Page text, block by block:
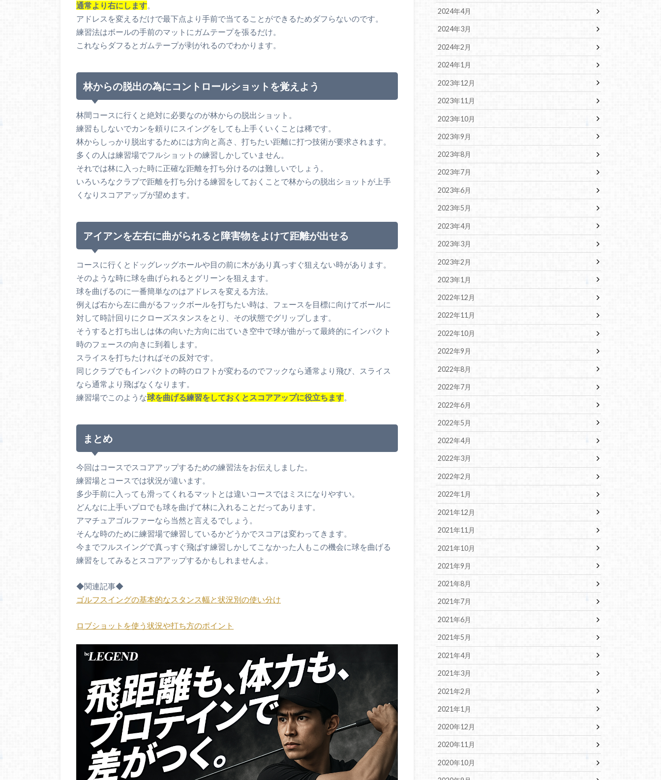
通常より右にします。
アドレスを変えるだけで最下点より手前で当てることができるためダフらないのです。
練習法はボールの手前のマットにガムテープを張るだけ。
これならダフるとガムテープが剥がれるのでわかります。
林からの脱出の為にコントロールショットを覚えよう
林間コースに行くと絶対に必要なのが林からの脱出ショット。
練習もしないでカンを頼りにスイングをしても上手くいくことは稀です。
林からしっかり脱出するためには方向と高さ、打ちたい距離に打つ技術が要求されます。
多くの人は練習場でフルショットの練習しかしていません。
それでは林に入った時に正確な距離を打ち分けるのは難しいでしょう。
いろいろなクラブで距離を打ち分ける練習をしておくことで林からの脱出ショットが上手
くなりスコアアップが望めます。
アイアンを左右に曲がられると障害物をよけて距離が出せる
コースに行くとドッグレッグホールや目の前に木があり真っすぐ狙えない時があります。
そのような時に球を曲げられるとグリーンを狙えます。
球を曲げるのに一番簡単なのはアドレスを変える方法。
例えば右から左に曲がるフックボールを打ちたい時は、フェースを目標に向けてボールに
対して時計回りにクローズスタンスをとり、その状態でグリップします。
そうすると打ち出しは体の向いた方向に出ていき空中で球が曲がって最終的にインパクト
時のフェースの向きに到着します。
スライスを打ちたければその反対です。
同じクラブでもインパクトの時のロフトが変わるのでフックなら通常より飛び、スライス
なら通常より飛ばなくなります。
練習場でこのような球を曲げる練習をしておくとスコアアップに役立ちます。
まとめ
今回はコースでスコアアップするための練習法をお伝えしました。
練習場とコースでは状況が違います。
多少手前に入っても滑ってくれるマットとは違いコースではミスになりやすい。
どんなに上手いプロでも球を曲げて林に入れることだってあります。
アマチュアゴルファーなら当然と言えるでしょう。
そんな時のために練習場で練習しているかどうかでスコアは変わってきます。
今までフルスイングで真っすぐ飛ばす練習しかしてこなかった人もこの機会に球を曲げる
練習をしてみるとスコアアップするかもしれませんよ。
◆関連記事◆
ゴルフスイングの基本的なスタンス幅と状況別の使い分け
ロブショットを使う状況や打ち方のポイント
2024年4月
2024年3月
2024年2月
2024年1月
2023年12月
2023年11月
2023年10月
2023年9月
2023年8月
2023年7月
2023年6月
2023年5月
2023年4月
2023年3月
2023年2月
2023年1月
2022年12月
2022年11月
2022年10月
2022年9月
2022年8月
2022年7月
2022年6月
2022年5月
2022年4月
2022年3月
2022年2月
2022年1月
2021年12月
2021年11月
2021年10月
2021年9月
2021年8月
2021年7月
2021年6月
2021年5月
2021年4月
2021年3月
2021年2月
2021年1月
2020年12月
2020年11月
2020年10月